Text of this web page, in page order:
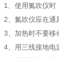
1、使用氮吹仪时
2、氮吹仪应在通
3、加热时不要移
4、用三线接地电